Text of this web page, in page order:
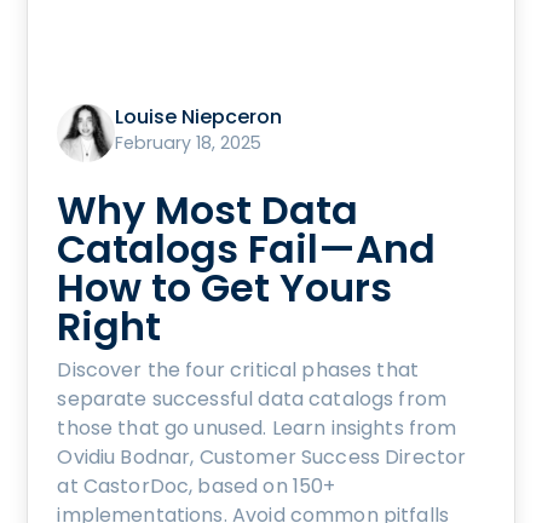
Louise Niepceron
February 18, 2025
Why Most Data
Catalogs Fail—And
How to Get Yours
Right
Discover the four critical phases that
separate successful data catalogs from
those that go unused. Learn insights from
Ovidiu Bodnar, Customer Success Director
at CastorDoc, based on 150+
implementations. Avoid common pitfalls